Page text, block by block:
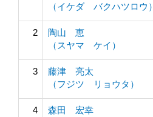
（イケダ バクハツロウ）
2
陶山 恵
（スヤマ ケイ）
3
藤津 亮太
（フジツ リョウタ）
4
森田 宏幸